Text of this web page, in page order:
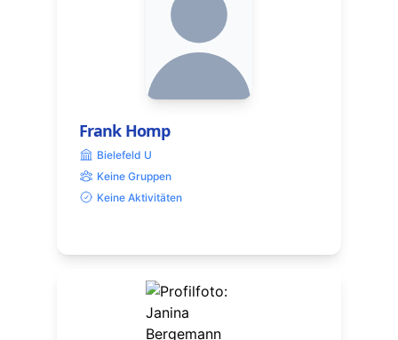
Frank Homp
Bielefeld U
Keine Gruppen
Keine Aktivitäten